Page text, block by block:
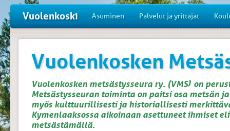
Vuolenkoski Asuminen Palvelut ja yrittäjät
Vuolenkosken
Vuolenkosken metsästysseura ry. (VMS) on
Metsästysseuran toiminta on paitsi osa metsän
myös kulttuurillisesti ja historiallisesti
Kymenlaaksossa aikoinaan asettuneet ihmiset
metsästämällä.